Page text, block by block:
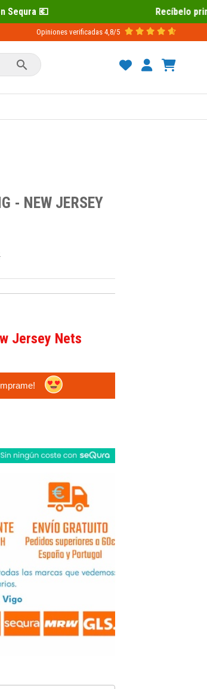
Recíbelo primero 📦 Paga después con
Opiniones verificadas 4,8/5

- NEW JERSEY
Jersey Nets